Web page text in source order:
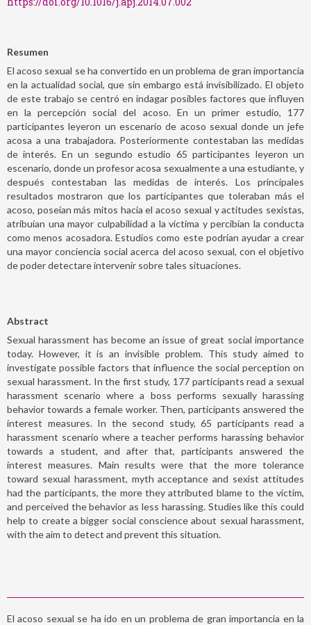
Resumen
El acoso sexual se ha convertido en un problema de gran importancia
en la actualidad social, que sin embargo está invisibilizado. El objeto
de este trabajo se centró en indagar posibles factores que influyen
en la percepción social del acoso. En un primer estudio, 177
participantes leyeron un escenario de acoso sexual donde un jefe
acosa a una trabajadora. Posteriormente contestaban las medidas
de interés. En un segundo estudio 65 participantes leyeron un
escenario, donde un profesor acosa sexualmente a una estudiante, y
después contestaban las medidas de interés. Los principales
resultados mostraron que los participantes que toleraban más el
acoso, poseían más mitos hacia el acoso sexual y actitudes sexistas,
atribuían una mayor culpabilidad a la víctima y percibían la conducta
como menos acosadora. Estudios como este podrían ayudar a crear
una mayor conciencia social acerca del acoso sexual, con el objetivo
de poder detectare intervenir sobre tales situaciones.
Abstract
Sexual harassment has become an issue of great social importance
today. However, it is an invisible problem. This study aimed to
investigate possible factors that influence the social perception on
sexual harassment. In the first study, 177 participants read a sexual
harassment scenario where a boss performs sexually harassing
behavior towards a female worker. Then, participants answered the
interest measures. In the second study, 65 participants read a
harassment scenario where a teacher performs harassing behavior
towards a student, and after that, participants answered the
interest measures. Main results were that the more tolerance
toward sexual harassment, myth acceptance and sexist attitudes
had the participants, the more they attributed blame to the victim,
and perceived the behavior as less harassing. Studies like this could
help to create a bigger social conscience about sexual harassment,
with the aim to detect and prevent this situation.
El acoso sexual se ha ido en un problema de gran importancia en la